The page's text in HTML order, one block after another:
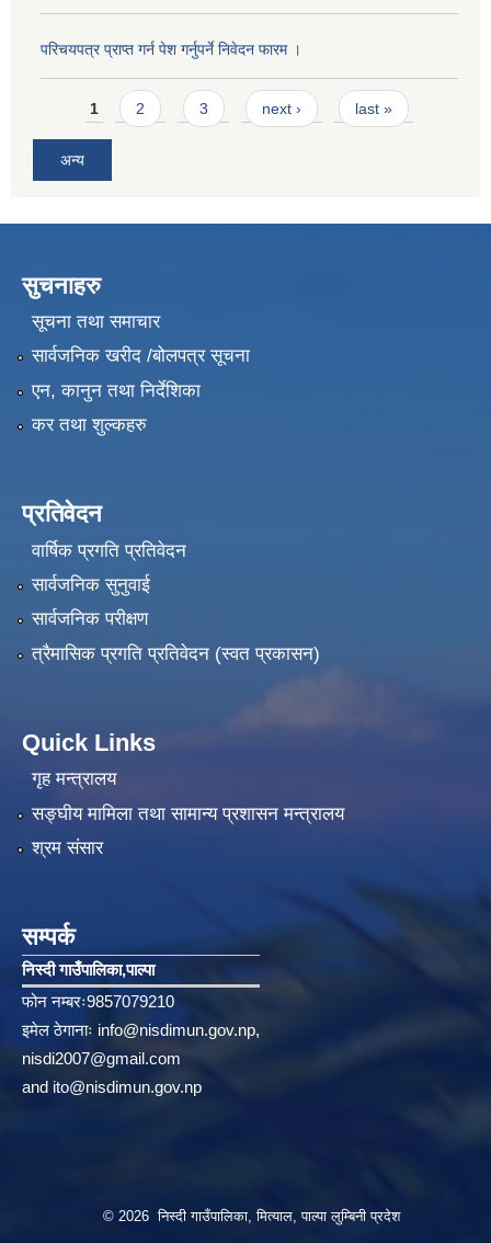
परिचयपत्र प्राप्त गर्न पेश गर्नुपर्ने निवेदन फारम ।
Pages
1 2 3 next › last »
अन्य
सुचनाहरु
सूचना तथा समाचार
सार्वजनिक खरीद /बोलपत्र सूचना
एन, कानुन तथा निर्देशिका
कर तथा शुल्कहरु
प्रतिवेदन
वार्षिक प्रगति प्रतिवेदन
सार्वजनिक सुनुवाई
सार्वजनिक परीक्षण
त्रैमासिक प्रगति प्रतिवेदन (स्वत प्रकासन)
Quick Links
गृह मन्त्रालय
सङ्‍घीय मामिला तथा सामान्य प्रशासन मन्त्रालय
श्रम संसार
सम्पर्क
निस्दी गाउँपालिका‚पाल्पा
फोन नम्बरः9857079210
इमेल ठेगानाः info@nisdimun.gov.np,
nisdi2007@gmail.com
and ito@nisdimun.gov.np
© 2026 निस्दी गाउँपालिका, मित्याल, पाल्पा लुम्बिनी प्रदेश